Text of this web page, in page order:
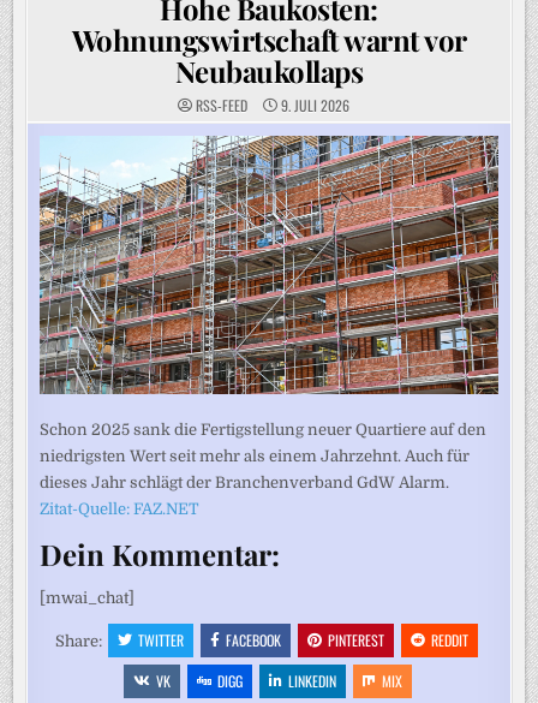
Hohe Baukosten:
Wohnungswirtschaft warnt vor
Neubaukollaps
RSS-FEED 9. JULI 2026
Schon 2025 sank die Fertigstellung neuer Quartiere auf den
niedrigsten Wert seit mehr als einem Jahrzehnt. Auch für
dieses Jahr schlägt der Branchenverband GdW Alarm.
Zitat-Quelle: FAZ.NET
Dein Kommentar:
[mwai_chat]
Share: TWITTER FACEBOOK PINTEREST
REDDIT
VK
DIGG LINKEDIN MIX